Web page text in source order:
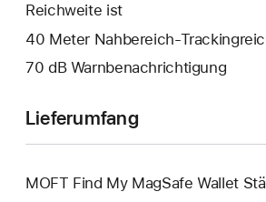
Reichweite ist
40 Meter Nahbereich-
70 dB Warnbenachrichtigung
Lieferumfang
MOFT Find My MagSafe Wallet